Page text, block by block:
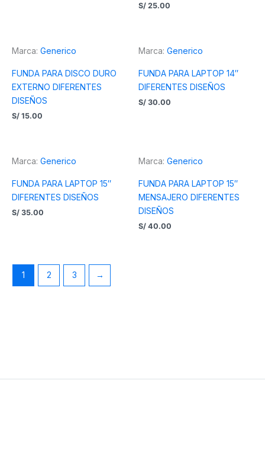
S/ 25.00
Marca: Generico
FUNDA PARA DISCO DURO
EXTERNO DIFERENTES
DISEÑOS
S/ 15.00
Marca: Generico
FUNDA PARA LAPTOP 14″
DIFERENTES DISEÑOS
S/ 30.00
Marca: Generico
FUNDA PARA LAPTOP 15″
DIFERENTES DISEÑOS
S/ 35.00
Marca: Generico
FUNDA PARA LAPTOP 15″
MENSAJERO DIFERENTES
DISEÑOS
S/ 40.00
1 2 3 →